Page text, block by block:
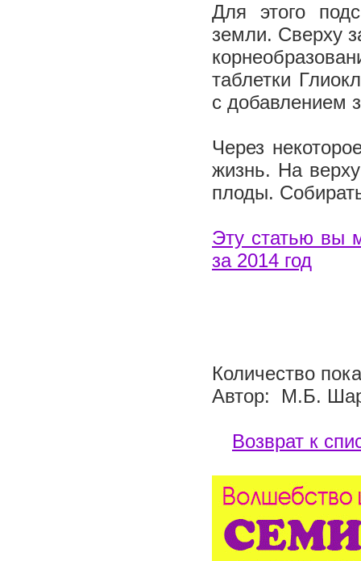
Для этого
земли. Сверху
таблетки
с добавлением
Через
жизнь. На
плоды.
Эту статью вы
за 2014 год
Количество
Автор: М.Б.
Возврат к